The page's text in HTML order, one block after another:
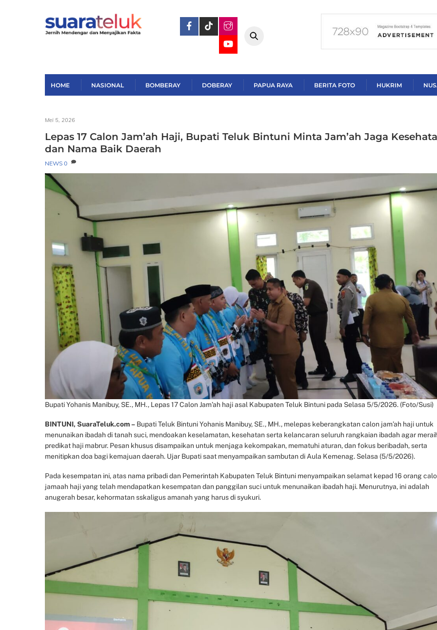
HOME NASIONAL BOMBERAY DOBERAY PAPUA RAYA BERITA FOTO HUKRIM
Mei 5, 2026
Lepas 17 Calon Jam’ah Haji, Bupati Teluk Bintuni Minta Jam’ah Jaga
dan Nama Baik Daerah
NEWS 0
Bupati Yohanis Manibuy, SE., MH., Lepas 17 Calon Jam’ah haji asal Kabupaten Teluk Bintuni pada Selasa 5/5/2026. (Foto/Susi)
BINTUNI, SuaraTeluk.com – Bupati Teluk Bintuni Yohanis Manibuy, SE., MH., melepas keberangkatan calon jam’ah haji untuk
menunaikan ibadah di tanah suci, mendoakan keselamatan, kesehatan serta kelancaran seluruh rangkaian ibadah agar
predikat haji mabrur. Pesan khusus disampaikan untuk menjaga kekompakan, mematuhi aturan, dan fokus beribadah, serta
menitipkan doa bagi kemajuan daerah. Ujar Bupati saat menyampaikan sambutan di Aula Kemenag. Selasa (5/5/2026).
Pada kesempatan ini, atas nama pribadi dan Pemerintah Kabupaten Teluk Bintuni menyampaikan selamat kepad 16 orang
jamaah haji yang telah mendapatkan kesempatan dan panggilan suci untuk menunaikan ibadah haji. Menurutnya, ini adalah
anugerah besar, kehormatan sskaligus amanah yang harus di syukuri.